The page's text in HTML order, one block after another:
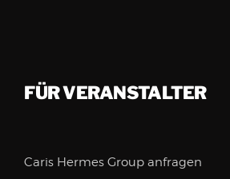
FÜR VERANSTALTER
Caris Hermes Group anfragen